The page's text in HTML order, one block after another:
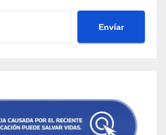
Envíar